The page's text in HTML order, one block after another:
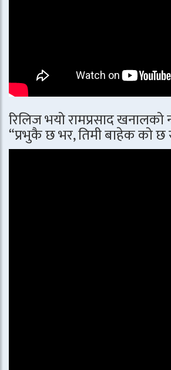
रिलिज भयो रामप्रसाद
“प्रभुकै छ भर, तिमी बाहेक को छ